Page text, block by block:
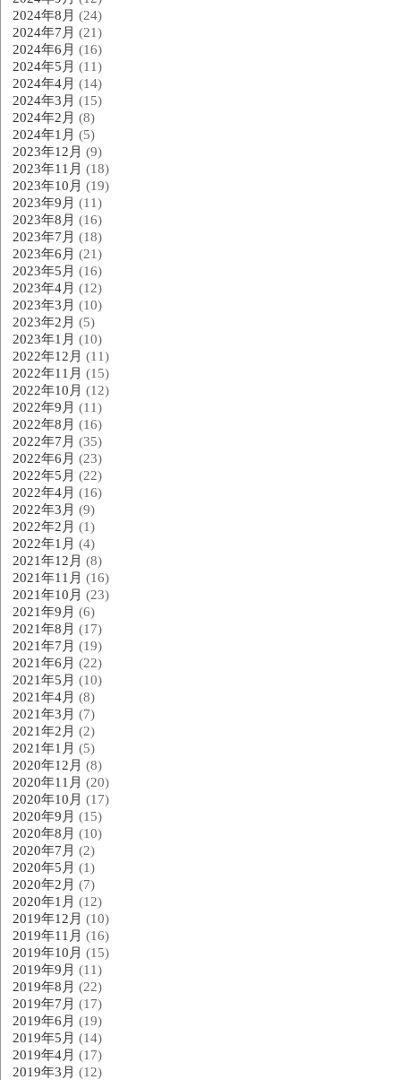
2024年8月 (24)
2024年7月 (21)
2024年6月 (16)
2024年5月 (11)
2024年4月 (14)
2024年3月 (15)
2024年2月 (8)
2024年1月 (5)
2023年12月 (9)
2023年11月 (18)
2023年10月 (19)
2023年9月 (11)
2023年8月 (16)
2023年7月 (18)
2023年6月 (21)
2023年5月 (16)
2023年4月 (12)
2023年3月 (10)
2023年2月 (5)
2023年1月 (10)
2022年12月 (11)
2022年11月 (15)
2022年10月 (12)
2022年9月 (11)
2022年8月 (16)
2022年7月 (35)
2022年6月 (23)
2022年5月 (22)
2022年4月 (16)
2022年3月 (9)
2022年2月 (1)
2022年1月 (4)
2021年12月 (8)
2021年11月 (16)
2021年10月 (23)
2021年9月 (6)
2021年8月 (17)
2021年7月 (19)
2021年6月 (22)
2021年5月 (10)
2021年4月 (8)
2021年3月 (7)
2021年2月 (2)
2021年1月 (5)
2020年12月 (8)
2020年11月 (20)
2020年10月 (17)
2020年9月 (15)
2020年8月 (10)
2020年7月 (2)
2020年5月 (1)
2020年2月 (7)
2020年1月 (12)
2019年12月 (10)
2019年11月 (16)
2019年10月 (15)
2019年9月 (11)
2019年8月 (22)
2019年7月 (17)
2019年6月 (19)
2019年5月 (14)
2019年4月 (17)
2019年3月 (12)